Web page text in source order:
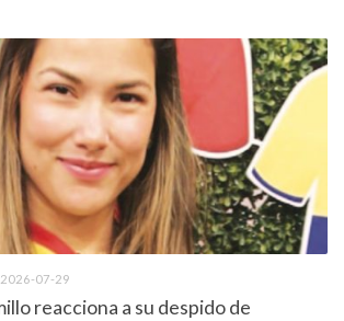
2026-07-29
reacciona a su despido de